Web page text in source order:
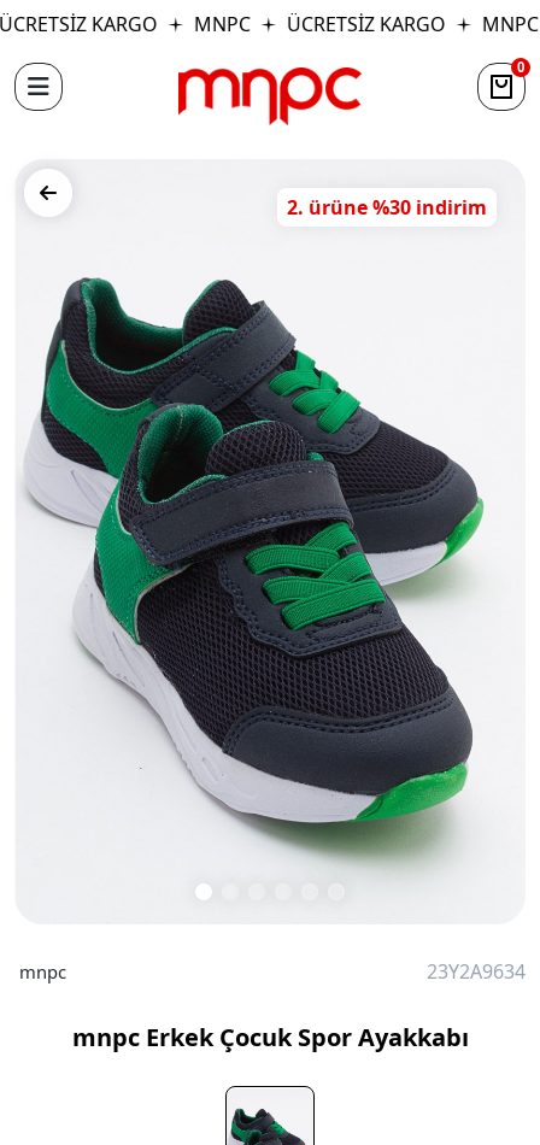
KARGO MNPC ÜCRETSİZ KARGO MNPC
0
2. ürüne %30 indirim
mnpc 23Y2A9634
mnpc Erkek Çocuk Spor Ayakkabı